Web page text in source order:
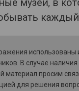
использованы
В случае
материал просим
для решения